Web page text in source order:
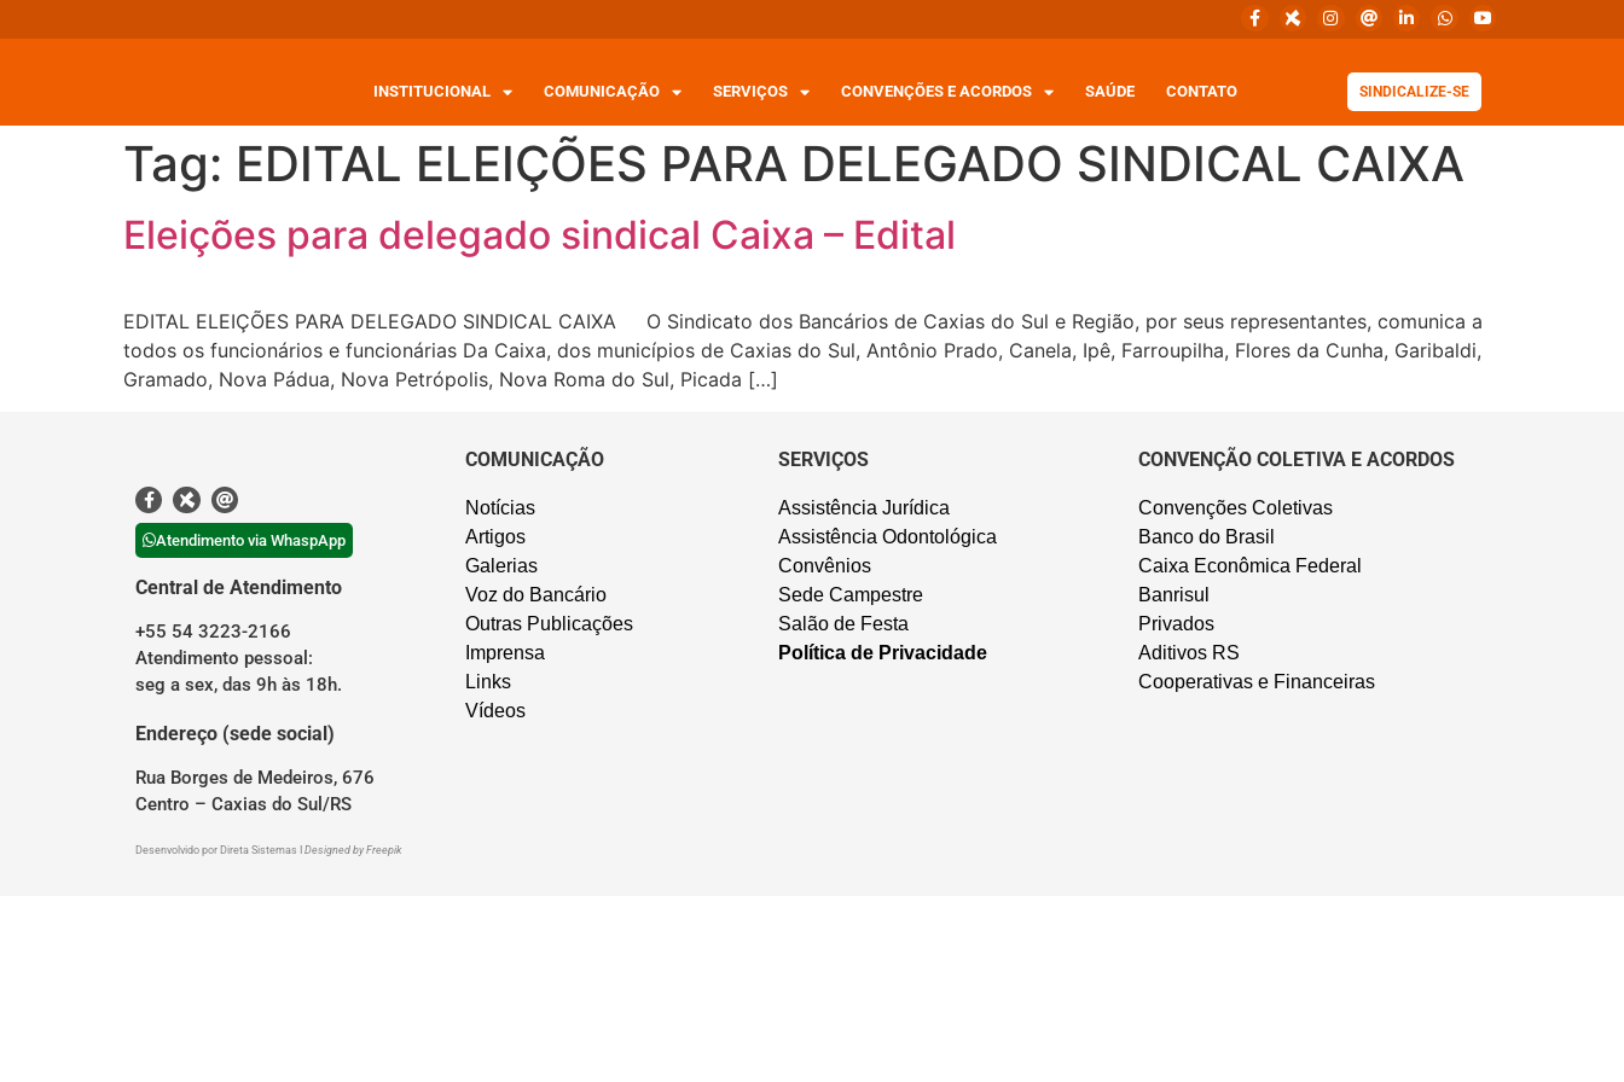
INSTITUCIONAL COMUNICAÇÃO SERVIÇOS CONVENÇÕES E ACORDOS SAÚDE CONTATO SINDICALIZE-SE
Tag: EDITAL ELEIÇÕES PARA DELEGADO SINDICAL CAIXA
Eleições para delegado sindical Caixa – Edital
EDITAL ELEIÇÕES PARA DELEGADO SINDICAL CAIXA O Sindicato dos Bancários de Caxias do Sul e Região, por seus representantes, comunica a
todos os funcionários e funcionárias Da Caixa, dos municípios de Caxias do Sul, Antônio Prado, Canela, Ipê, Farroupilha, Flores da Cunha, Garibaldi,
Gramado, Nova Pádua, Nova Petrópolis, Nova Roma do Sul, Picada […]
Atendimento via WhaspApp
Central de Atendimento
+55 54 3223-2166
Atendimento pessoal:
seg a sex, das 9h às 18h.
Endereço (sede social)
Rua Borges de Medeiros, 676
Centro – Caxias do Sul/RS
Desenvolvido por Direta Sistemas Designed by Freepik
COMUNICAÇÃO
Notícias
Artigos
Galerias
Voz do Bancário
Outras Publicações
Imprensa
Links
Vídeos
SERVIÇOS
Assistência Jurídica
Assistência Odontológica
Convênios
Sede Campestre
Salão de Festa
Política de Privacidade
CONVENÇÃO COLETIVA E ACORDOS
Convenções Coletivas
Banco do Brasil
Caixa Econômica Federal
Banrisul
Privados
Aditivos RS
Cooperativas e Financeiras